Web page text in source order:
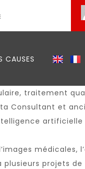
CAUSES
traitement
Consultant et
médicales,
projets